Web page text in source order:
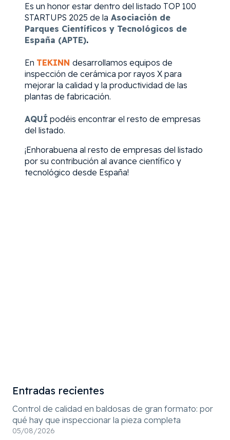
Es un honor estar dentro del listado TOP 100
STARTUPS 2025 de la Asociación de
Parques Científicos y Tecnológicos de
España (APTE).
En TEKINN desarrollamos equipos de
inspección de cerámica por rayos X para
mejorar la calidad y la productividad de las
plantas de fabricación.
AQUÍ podéis encontrar el resto de empresas
del listado.
¡Enhorabuena al resto de empresas del listado
por su contribución al avance científico y
tecnológico desde España!
Entradas recientes
Control de calidad en baldosas de gran formato: por
qué hay que inspeccionar la pieza completa
05/08/2026